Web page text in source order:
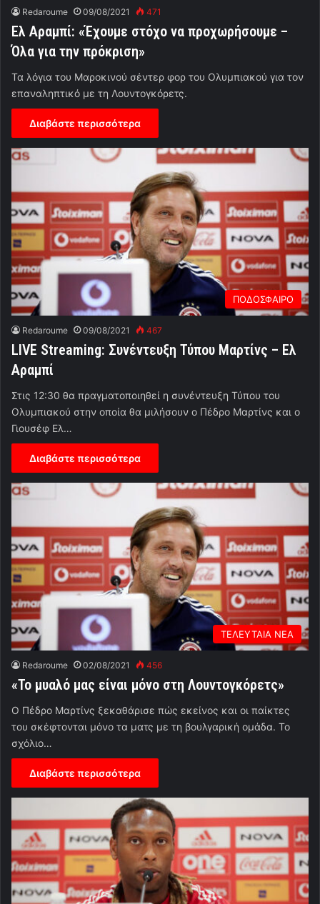
Redaroume 09/08/2021 471
Ελ Αραμπί: «Έχουμε στόχο να προχωρήσουμε –
Όλα για την πρόκριση»
Τα λόγια του Μαροκινού σέντερ φορ του Ολυμπιακού για τον
επαναληπτικό με τη Λουντογκόρετς.
Διαβάστε περισσότερα
ΠΟΔΟΣΦΑΙΡΟ
Redaroume 09/08/2021 467
LIVE Streaming: Συνέντευξη Τύπου Μαρτίνς – Ελ
Αραμπί
Στις 12:30 θα πραγματοποιηθεί η συνέντευξη Τύπου του
Ολυμπιακού στην οποία θα μιλήσουν ο Πέδρο Μαρτίνς και ο
Γιουσέφ Ελ…
Διαβάστε περισσότερα
ΤΕΛΕΥΤΑΙΑ ΝΕΑ
Redaroume 02/08/2021 456
«Το μυαλό μας είναι μόνο στη Λουντογκόρετς»
Ο Πέδρο Μαρτίνς ξεκαθάρισε πώς εκείνος και οι παίκτες
του σκέφτονται μόνο τα ματς με τη βουλγαρική ομάδα. Το
σχόλιο…
Διαβάστε περισσότερα